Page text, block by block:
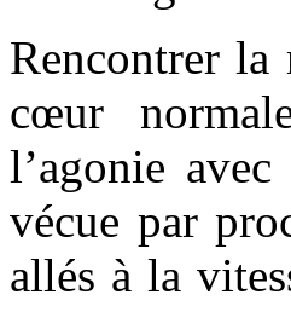
Rencontrer
cœur
l’agonie
vécue par
allés à la